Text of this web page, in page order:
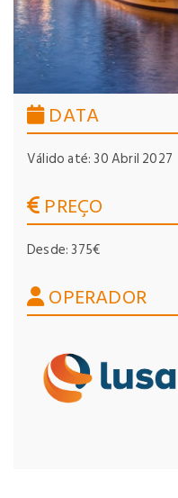
DATA
Válido até: 30 Abril 2027
PREÇO
Desde: 375€
OPERADOR